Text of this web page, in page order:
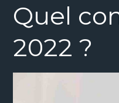
Quel
2022 ?